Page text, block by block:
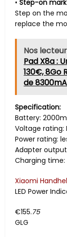
•Step-on
Step on the
replace the
Nos
Pad X8a :
130€, 8Go
de
Specification:
Battery:
Voltage rating:
Power rating:
Adapter output:
Charging time:
Xiaomi
LED Power
€155.75
GLG